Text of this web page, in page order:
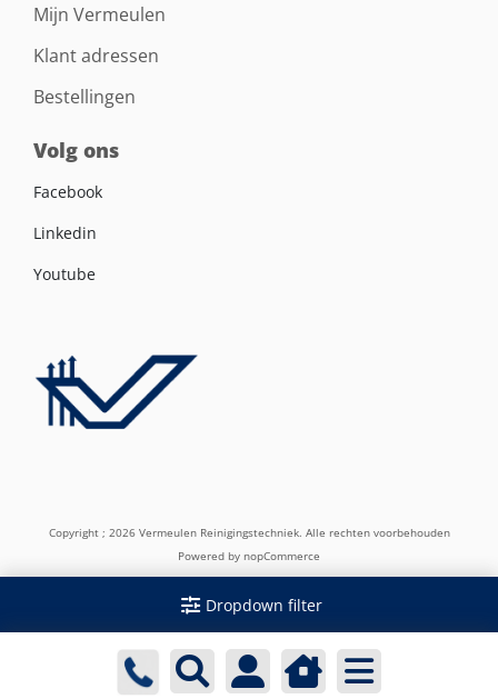
Dropdown filter
Mijn Vermeulen
Klant adressen
Bestellingen
Volg ons
Facebook
Linkedin
Youtube
Copyright ; 2026 Vermeulen Reinigingstechniek. Alle rechten voorbehouden
Powered by nopCommerce